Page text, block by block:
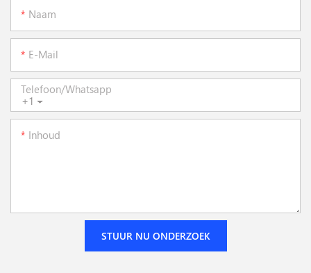
Naam
E-Mail
+1
Telefoon/whatsapp
Inhoud
STUUR NU ONDERZOEK